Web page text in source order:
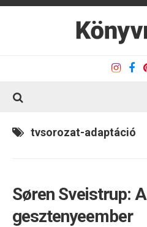
Kapcsolat
Olvasó sarok
tvsorozat-adaptáció
Søren Sveistrup: A
gesztenyeember